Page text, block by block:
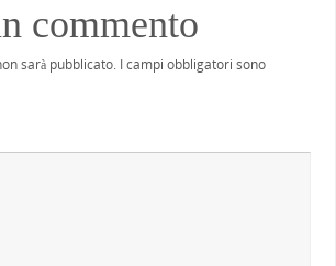
commento
sarà pubblicato. I campi obbligatori sono